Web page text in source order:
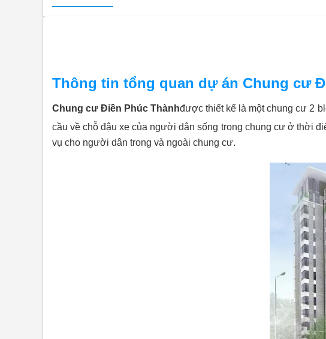
Thông tin tổng quan dự án Chung cư
Chung cư Điền Phúc Thànhđược thiết kế là một chung cư 2
cầu về chỗ đậu xe của người dân sống trong chung cư ở thời
vụ cho người dân trong và ngoài chung cư.